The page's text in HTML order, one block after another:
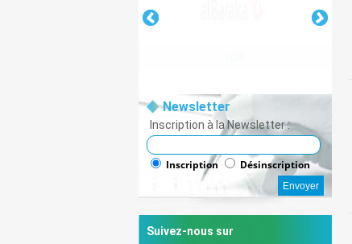
IOB
Newsletter
Inscription à la Newsletter :
Inscription Désinscription
Suivez-nous sur